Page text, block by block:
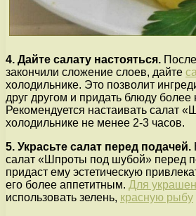
4. Дайте салату настояться.
закончили сложение слоев, дайте
холодильнике. Это позволит
друг другом и придать блюду
Рекомендуется настаивать салат
холодильнике не менее 2-3 часов.
5. Украсьте салат перед подачей.
салат «Шпроты под шубой» перед
придаст ему эстетическую
его более аппетитным. Для
использовать зелень, красную рыбу